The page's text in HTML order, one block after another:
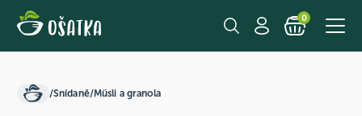
0
/Snídaně/Müsli a granola